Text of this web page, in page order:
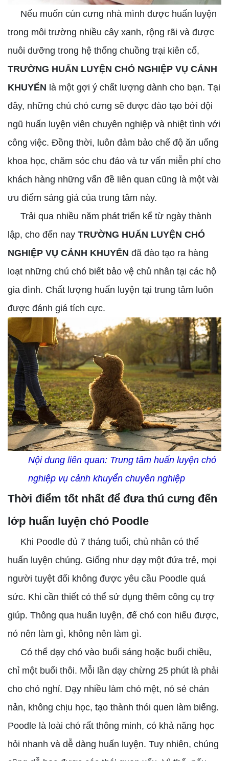
Nếu muốn cún cưng nhà mình được huấn luyện
trong môi trường nhiều cây xanh, rộng rãi và được
nuôi dưỡng trong hệ thống chuồng trại kiên cố,
TRƯỜNG HUẤN LUYỆN CHÓ NGHIỆP VỤ CẢNH
KHUYỂN là một gợi ý chất lượng dành cho bạn. Tại
đây, những chú chó cưng sẽ được đào tạo bởi đội
ngũ huấn luyện viên chuyên nghiệp và nhiệt tình với
công việc. Đồng thời, luôn đảm bảo chế độ ăn uống
khoa học, chăm sóc chu đáo và tư vấn miễn phí cho
khách hàng những vấn đề liên quan cũng là một vài
ưu điểm sáng giá của trung tâm này.
Trải qua nhiều năm phát triển kể từ ngày thành
lập, cho đến nay TRƯỜNG HUẤN LUYỆN CHÓ
NGHIỆP VỤ CẢNH KHUYỂN đã đào tạo ra hàng
loạt những chú chó biết bảo vệ chủ nhân tại các hộ
gia đình. Chất lượng huấn luyện tại trung tâm luôn
được đánh giá tích cực.
Nội dung liên quan: Trung tâm huấn luyện chó
nghiệp vụ cảnh khuyển chuyên nghiệp
Thời điểm tốt nhất để đưa thú cưng đến
lớp huấn luyện chó Poodle
Khi Poodle đủ 7 tháng tuổi, chủ nhân có thể
huấn luyện chúng. Giống như dạy một đứa trẻ, mọi
người tuyệt đối không được yêu cầu Poodle quá
sức. Khi cần thiết có thể sử dụng thêm công cụ trợ
giúp. Thông qua huấn luyện, để chó con hiểu được,
nó nên làm gì, không nên làm gì.
Có thể dạy chó vào buổi sáng hoặc buổi chiều,
chỉ một buổi thôi. Mỗi lần dạy chừng 25 phút là phải
cho chó nghỉ. Dạy nhiều làm chó mệt, nó sẻ chán
nản, không chịu học, tạo thành thói quen làm biếng.
Poodle là loài chó rất thông minh, có khả năng học
hỏi nhanh và dễ dàng huấn luyện. Tuy nhiên, chúng